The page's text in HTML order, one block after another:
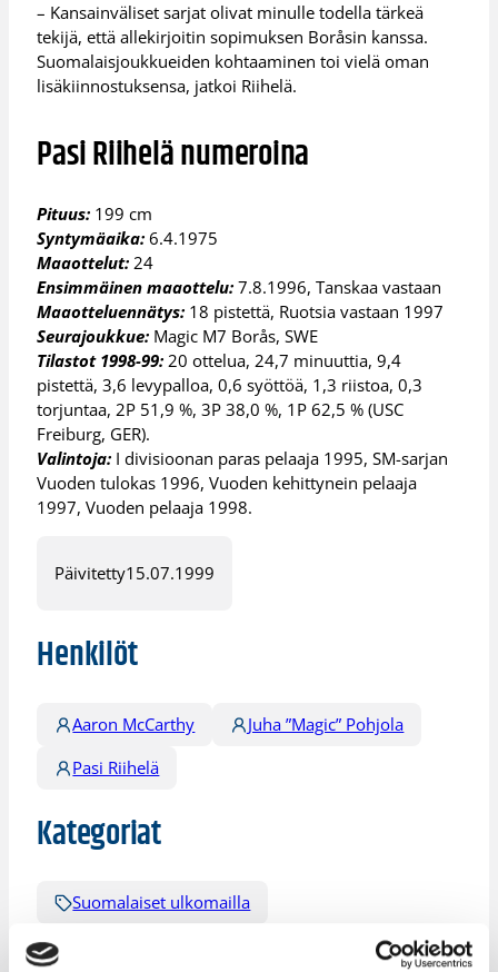
– Kansainväliset sarjat olivat minulle todella tärkeä
tekijä, että allekirjoitin sopimuksen Boråsin kanssa.
Suomalaisjoukkueiden kohtaaminen toi vielä oman
lisäkiinnostuksensa, jatkoi Riihelä.
Pasi Riihelä numeroina
Pituus: 199 cm
Syntymäaika: 6.4.1975
Maaottelut: 24
Ensimmäinen maaottelu: 7.8.1996, Tanskaa vastaan
Maaotteluennätys: 18 pistettä, Ruotsia vastaan 1997
Seurajoukkue: Magic M7 Borås, SWE
Tilastot 1998-99: 20 ottelua, 24,7 minuuttia, 9,4
pistettä, 3,6 levypalloa, 0,6 syöttöä, 1,3 riistoa, 0,3
torjuntaa, 2P 51,9 %, 3P 38,0 %, 1P 62,5 % (USC
Freiburg, GER).
Valintoja: I divisioonan paras pelaaja 1995, SM-sarjan
Vuoden tulokas 1996, Vuoden kehittynein pelaaja
1997, Vuoden pelaaja 1998.
Päivitetty15.07.1999
Henkilöt
Aaron McCarthy
Juha ”Magic” Pohjola
Pasi Riihelä
Kategoriat
Suomalaiset ulkomailla